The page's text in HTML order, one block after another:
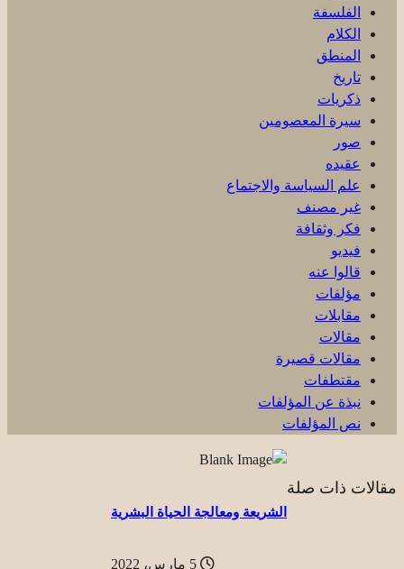
الفلسفة
الكلام
المنطق
تاريخ
ذكریات
سيرة المعصومين
صور
عقیده
علم السياسة والاجتماع
غير مصنف
فكر وثقافة
فيديو
قالوا عنه
مؤلفات
مقابلات
مقالات
مقالات قصيرة
مقتطفات
نبذة عن المؤلفات
نص المؤلفات
مقالات ذات صلة
الشريعة ومعالجة الحياة البشرية